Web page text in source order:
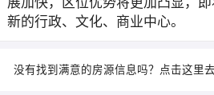
新的行政、文化、商业中心。
没有找到满意的房源信息吗？点击这里